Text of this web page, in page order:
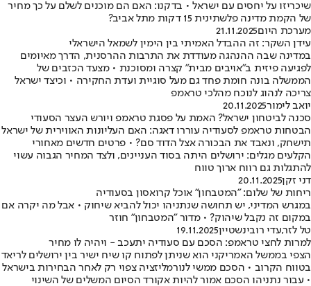
שיכריזו על יחסים עם ישראל • בדקנו: האם הם מוכנים לשלם על כך מחיר
של הקמת מדינה פלשתינית 15 דקות מתל אביב?
מערכת היום21.11.2025
עידן השקר: זה ההבדל האמיתי בין הימין לשמאל הישראלי
במדינה שבה ההנהגה מעודדת את התרבות ההרסנית, הדרך מאיומים
לפגיעה פיזית ב"אויבים מבית" קצרה ומסוכנת • מצעד הכזבים של
הממשלה בונה חומת פחד גם מעל סוגיית ועדת החקירה • וכיצד ישראל
צריכה לנהוג לנוכח מהלכי טראמפ
יואב לימור20.11.2025
סכנה לביטחון ישראל? האמת על פסגת טראמפ ויורש העצר הסעודי
הבטחות טראמפ לסעודיה עוררו דאגה: האם העליונות האווירית של ישראל
תישחק, ונאבד את הבכורה אצל הדוד סם? • פרטים חדשים מאחורי
הקלעים מגלים: ירושלים היתה בסוד העניינים, ולצד המחיר הגבוה עשוי
להתגלות גם רווח ארוך טווח
דני זקן20.11.2025
ריחות של שלום: "המטבחון" אוכל קרואסון בסעודיה
במגרש המדיני, יש תחושה שנתניהו יכול להביא שיחוק • אבל מה יקרה אם
במקום זה נקבל שיהוק? • מדור "המטבחון" חוזר
טל לזר,עדי רובינשטיין19.11.2025
למרות לחצי טראמפ: הסכם עם סעודיה יתעכב - ויהיה לו מחיר
הצפי בממשל האמריקני הוא שניתן לפתוח קו שיח ישיר בין ירושלים לריאד
בטווח הקרוב • הסכם ממשי לנורמליזציה צפוי רק לאחר הבחירות בישראל
• עבור נתניהו הסכם אמור להיות אקורד הסיום המשלים של השינוי